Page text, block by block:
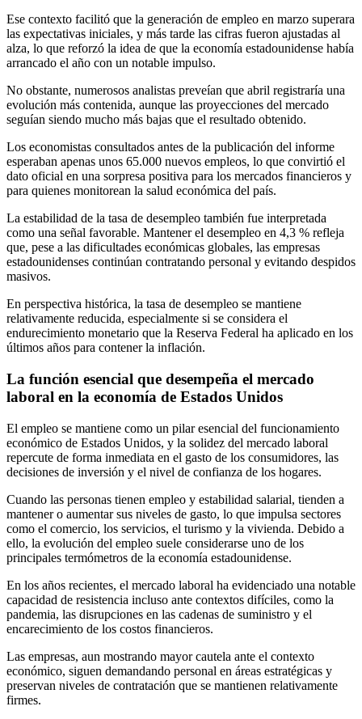
Ese contexto facilitó que la generación de empleo en marzo superara
las expectativas iniciales, y más tarde las cifras fueron ajustadas al
alza, lo que reforzó la idea de que la economía estadounidense había
arrancado el año con un notable impulso.
No obstante, numerosos analistas preveían que abril registraría una
evolución más contenida, aunque las proyecciones del mercado
seguían siendo mucho más bajas que el resultado obtenido.
Los economistas consultados antes de la publicación del informe
esperaban apenas unos 65.000 nuevos empleos, lo que convirtió el
dato oficial en una sorpresa positiva para los mercados financieros y
para quienes monitorean la salud económica del país.
La estabilidad de la tasa de desempleo también fue interpretada
como una señal favorable. Mantener el desempleo en 4,3 % refleja
que, pese a las dificultades económicas globales, las empresas
estadounidenses continúan contratando personal y evitando despidos
masivos.
En perspectiva histórica, la tasa de desempleo se mantiene
relativamente reducida, especialmente si se considera el
endurecimiento monetario que la Reserva Federal ha aplicado en los
últimos años para contener la inflación.
La función esencial que desempeña el mercado
laboral en la economía de Estados Unidos
El empleo se mantiene como un pilar esencial del funcionamiento
económico de Estados Unidos, y la solidez del mercado laboral
repercute de forma inmediata en el gasto de los consumidores, las
decisiones de inversión y el nivel de confianza de los hogares.
Cuando las personas tienen empleo y estabilidad salarial, tienden a
mantener o aumentar sus niveles de gasto, lo que impulsa sectores
como el comercio, los servicios, el turismo y la vivienda. Debido a
ello, la evolución del empleo suele considerarse uno de los
principales termómetros de la economía estadounidense.
En los años recientes, el mercado laboral ha evidenciado una notable
capacidad de resistencia incluso ante contextos difíciles, como la
pandemia, las disrupciones en las cadenas de suministro y el
encarecimiento de los costos financieros.
Las empresas, aun mostrando mayor cautela ante el contexto
económico, siguen demandando personal en áreas estratégicas y
preservan niveles de contratación que se mantienen relativamente
firmes.